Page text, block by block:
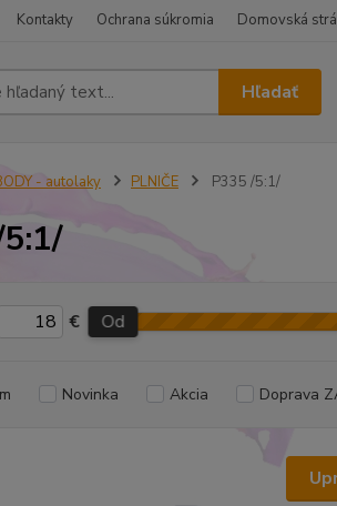
Kontakty Ochrana súkromia Domovská
Hľadať
- autolaky PLNIČE P335 /5:1/
€ Od
Novinka Akcia Doprava